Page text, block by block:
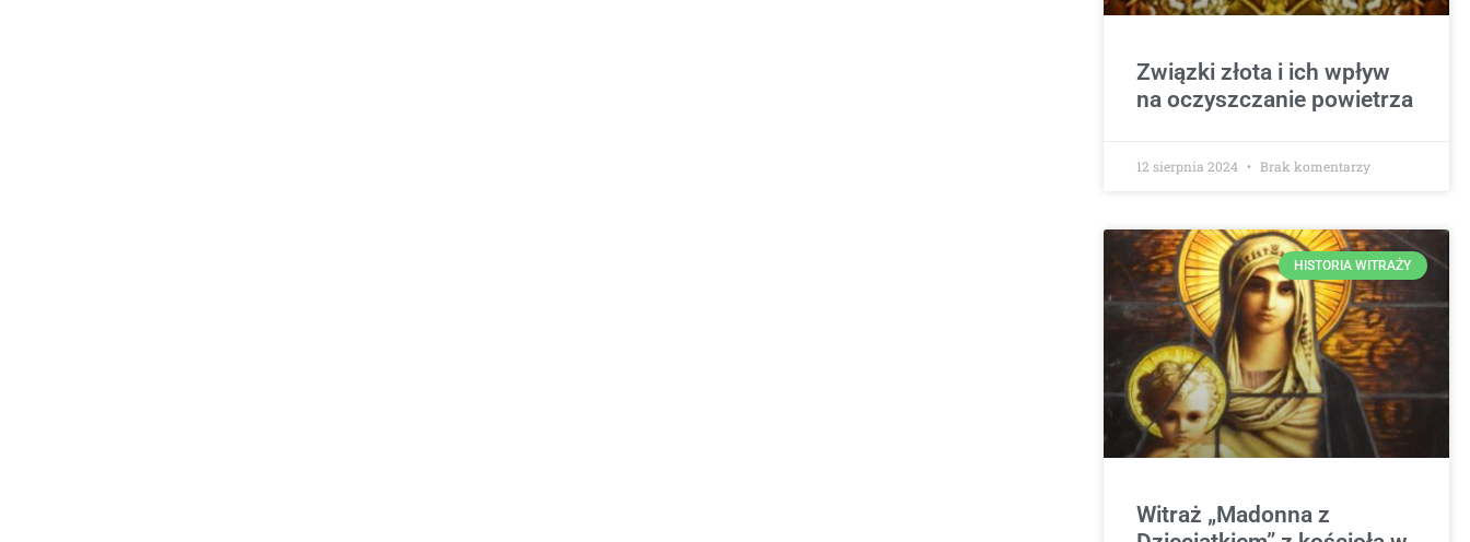
Związki złota i ich wpływ
na oczyszczanie powietrza
12 sierpnia 2024 Brak komentarzy
HISTORIA WITRAŻY
Witraż „Madonna z